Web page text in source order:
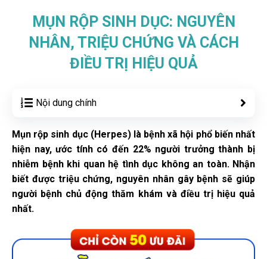
MỤN RỘP SINH DỤC: NGUYÊN
NHÂN, TRIỆU CHỨNG VÀ CÁCH
ĐIỀU TRỊ HIỆU QUẢ
Nội dung chính
Mụn rộp sinh dục (Herpes) là bệnh xã hội phổ biến nhất
hiện nay, ước tính có đến 22% người trưởng thành bị
nhiễm bệnh khi quan hệ tình dục không an toàn. Nhận
biết được triệu chứng, nguyên nhân gây bệnh sẽ giúp
người bệnh chủ động thăm khám và điều trị hiệu quả
nhất.